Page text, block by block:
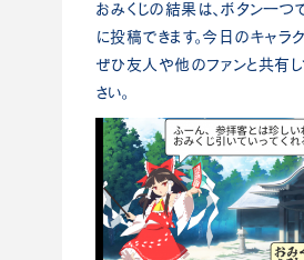
おみくじの結果は、ボタン一つ
に投稿できます。今日のキャラ
ぜひ友人や他のファンと共有し
さい。